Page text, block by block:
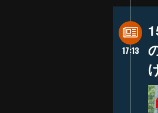
17:13